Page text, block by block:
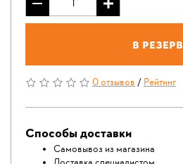
В резерв
0 отзывов/Рейтинг
Способы доставки
Самовывоз из магазина